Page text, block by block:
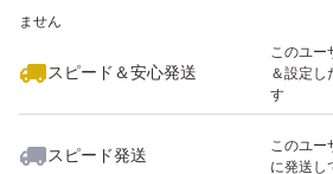
ません
スピード＆安心発送
このユー
＆設定し
す
スピード発送
このユー
に発送し